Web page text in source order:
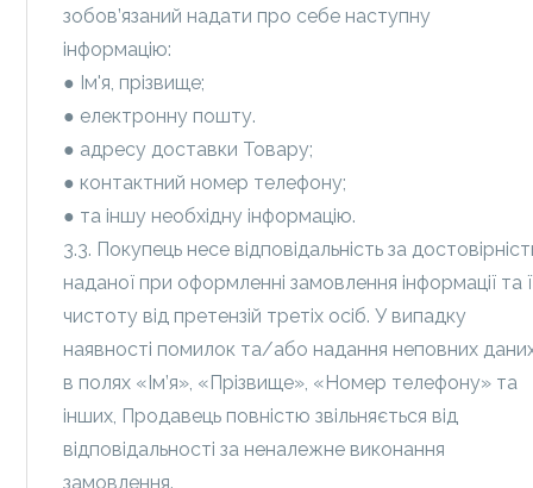
зобов’язаний надати про себе наступну
інформацію:
● Ім'я, прізвище;
● електронну пошту.
● адресу доставки Товару;
● контактний номер телефону;
● та іншу необхідну інформацію.
3.3. Покупець несе відповідальність за
наданої при оформленні замовлення інформації та
чистоту від претензій третіх осіб. У випадку
наявності помилок та/або надання неповних
в полях «Ім’я», «Прізвище», «Номер телефону» та
інших, Продавець повністю звільняється від
відповідальності за неналежне виконання
замовлення.